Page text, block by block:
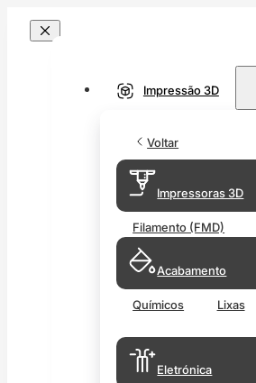
Impressão 3D
Voltar
Impressoras 3D
Filamento (FMD)
Acabamento
Químicos Lixas
Eletrónica